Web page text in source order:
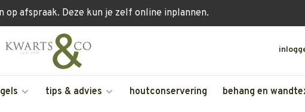
op afspraak. Deze kun je zelf online inplannen.
tips & advies houtconservering behang en